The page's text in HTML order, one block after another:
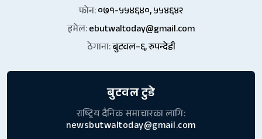
फोन:०७१-५५४६४०, ५५४६४२
इमेल:ebutwaltoday@gmail.com
ठेगाना:बुटवल–६, रुपन्देही
बुटवल टुडे
राष्ट्रिय दैनिक समाचारका लागि:
newsbutwaltoday@gmail.com